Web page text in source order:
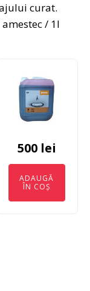
curat.
/ 1l
500 lei
ADAUGĂ
ÎN COȘ